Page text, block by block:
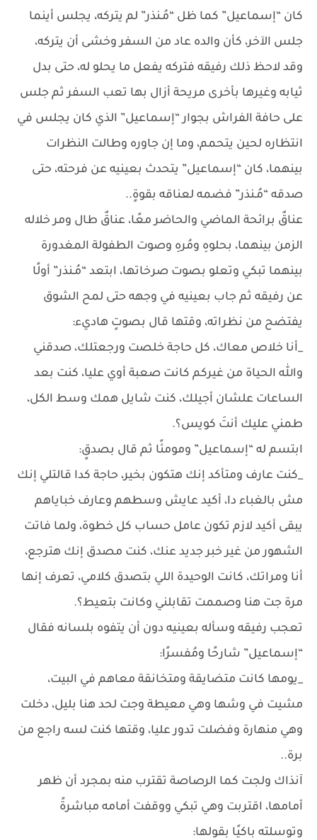
كان “إسماعيل” كما ظل “مُـنذر” لم يتركه، يجلس أينما
جلس الآخر، كأن والده عاد من السفر وخشى أن يتركه،
وقد لاحظ ذلك رفيقه فتركه يفعل ما يحلو له، حتى بدل
ثيابه وغيرها بأخرى مريحة أزال بها تعب السفر ثم جلس
على حافة الفراش بجوار “إسماعيل” الذي كان يجلس في
انتظاره لحين يتحمم، وما إن جاوره وطالت النظرات
بينهما، كان “إسماعيل” يتحدث بعينيه عن فرحته، حتى
صدقه “مُـنذر” فضمه لعناقه بقوةٍ..
عناقٌ برائحة الماضي والحاضر معًا، عناقٌ طال ومر خلاله
الزمن بينهما، بحلوهِ ومُرهِ وصوت الطفولة المغدورة
بينهما تبكي وتعلو بصوت صرخاتها، ابتعد “مُـنذر” أولًا
عن رفيقه ثم جاب بعينيه في وجهه حتى لمح الشوق
يفتضح من نظراته، وقتها قال بصوتٍ هاديء:
_أنا خلاص معاك، كل حاجة خلصت ورجعتلك، صدقني
والله الحياة من غيركم كانت صعبة أوي عليا، كنت بعد
الساعات علشان أجيلك، كنت شايل همك وسط الكل،
طمني عليك أنتَ كويس؟.
ابتسم له “إسماعيل” ومومئًا ثم قال بصدقٍ:
_كنت عارف ومتأكد إنك هتكون بخير، حاجة كدا قالتلي إنك
مش بالغباء دا، أكيد عايش وسطهم وعارف خباياهم
يبقى أكيد لازم تكون عامل حساب كل خطوة، ولما فاتت
الشهور من غير خبر جديد عنك، كنت مصدق إنك هترجع،
أنا ومراتك، كانت الوحيدة اللي بتصدق كلامي، تعرف إنها
مرة جت هنا وصممت تقابلني وكانت بتعيط؟.
تعجب رفيقه وسأله بعينيه دون أن يتفوه بلسانه فقال
“إسماعيل” شارحًا ومُفسرًا:
_يومها كانت متضايقة ومتخانقة معاهم في البيت،
مشيت في وشها وهي معيطة وجت لحد هنا بليل، دخلت
وهي منهارة وفضلت تدور عليا، وقتها كنت لسه راجع من
برة..
آنذاك ولجت كما الرصاصة تقترب منه بمجرد أن ظهر
أمامها، اقتربت وهي تبكي ووقفت أمامه مباشرةً
وتوسلته باكيًا بقولها: